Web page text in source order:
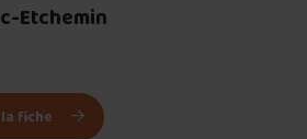
Etchemin
fiche : Barbuck Restaurant